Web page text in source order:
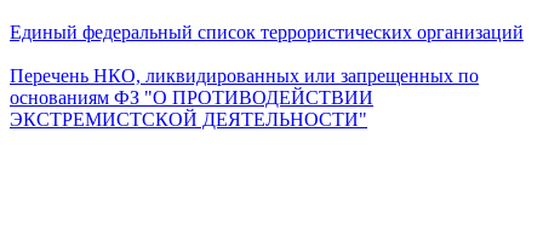
Единый федеральный список террористических организаций
Перечень НКО, ликвидированных или запрещенных по
основаниям ФЗ "О ПРОТИВОДЕЙСТВИИ
ЭКСТРЕМИСТСКОЙ ДЕЯТЕЛЬНОСТИ"